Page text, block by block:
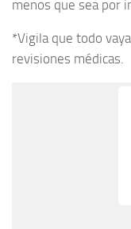
menos que sea por
*Vigila que todo
revisiones médicas.